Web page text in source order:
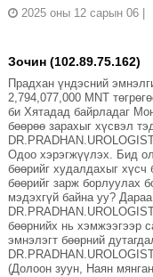
2025 оны 12 сарын 06
Зочин (102.89.75.162)
Прадхан үндэсний
2,794,077,000 MNT
би Хятадад байрладаг
бөөрөө зарахыг хүсвэл
Одоо хэрэгжүүлэх. Бид
бөөрийг худалдахыг
бөөрийг зарж борлуулах
мэдэхгүй байна уу?
бөөрнийх нь хэмжээгээр
эмнэлэгт бөөрний
(Долоон зуун, Наян